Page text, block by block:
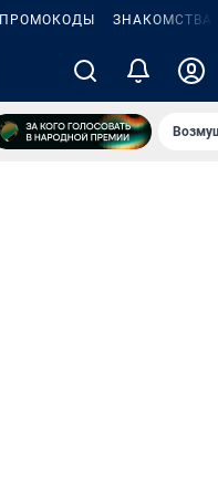
ПРОМОКОДЫ ЗНАКОМСТВА